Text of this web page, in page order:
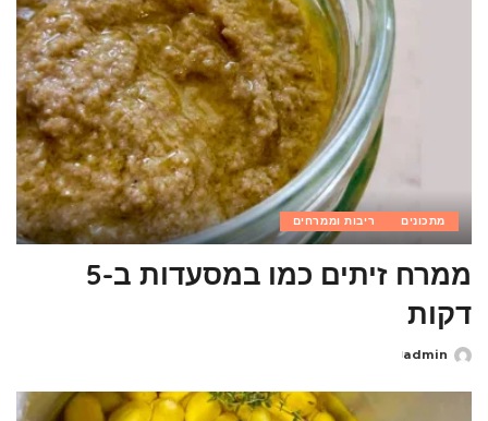
מתכונים ריבות וממרחים
ממרח זיתים כמו במסעדות ב-5
דקות
Posted
admin